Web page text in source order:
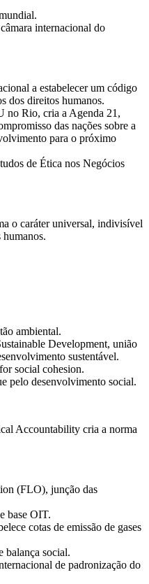
internacional do
a estabelecer um código
dos direitos humanos.
no Rio, cria a Agenda 21,
das nações sobre a
para o próximo
de Ética nos Negócios
o caráter universal, indivisível
humanos.
ambiental.
Development, união
sustentável.
social cohesion.
pelo desenvolvimento social.
Accountability cria a norma
(FLO), junção das
base OIT.
cotas de emissão de gases
balança social.
de padronização do